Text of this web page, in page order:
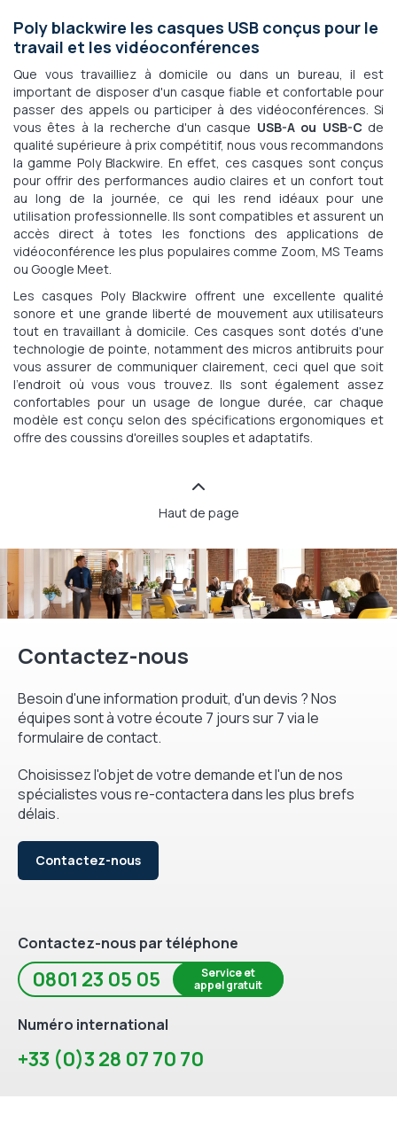
Poly blackwire les casques USB conçus pour le
travail et les vidéoconférences
Que vous travailliez à domicile ou dans un bureau, il est
important de disposer d'un casque fiable et confortable pour
passer des appels ou participer à des vidéoconférences. Si
vous êtes à la recherche d'un casque USB-A ou USB-C de
qualité supérieure à prix compétitif, nous vous recommandons
la gamme Poly Blackwire. En effet, ces casques sont conçus
pour offrir des performances audio claires et un confort tout
au long de la journée, ce qui les rend idéaux pour une
utilisation professionnelle. Ils sont compatibles et assurent un
accès direct à totes les fonctions des applications de
vidéoconférence les plus populaires comme Zoom, MS Teams
ou Google Meet.
Les casques Poly Blackwire offrent une excellente qualité
sonore et une grande liberté de mouvement aux utilisateurs
tout en travaillant à domicile. Ces casques sont dotés d'une
technologie de pointe, notamment des micros antibruits pour
vous assurer de communiquer clairement, ceci quel que soit
l'endroit où vous vous trouvez. Ils sont également assez
confortables pour un usage de longue durée, car chaque
modèle est conçu selon des spécifications ergonomiques et
offre des coussins d'oreilles souples et adaptatifs.
Haut de page
Contactez-nous
Besoin d'une information produit, d'un devis ? Nos
équipes sont à votre écoute 7 jours sur 7 via le
formulaire de contact.
Choisissez l'objet de votre demande et l'un de nos
spécialistes vous re-contactera dans les plus brefs
délais.
Contactez-nous
Contactez-nous par téléphone
0801 23 05 05
Service et
appel gratuit
Numéro international
+33 (0)3 28 07 70 70